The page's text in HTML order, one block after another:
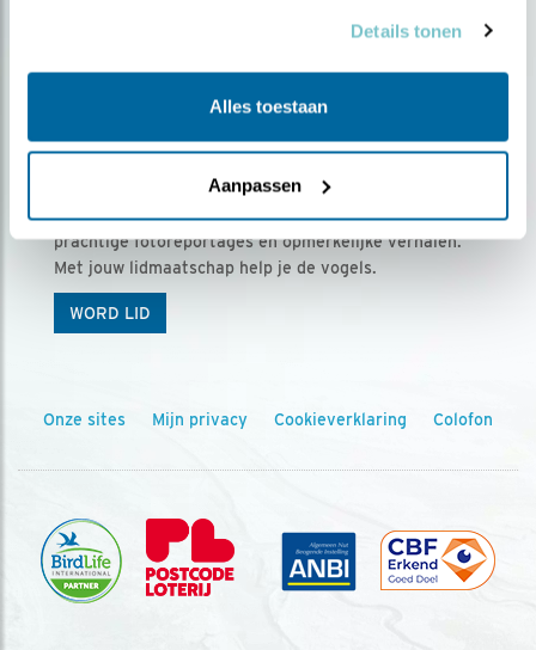
Details tonen
Alles toestaan
Aanpassen
Ontvang 5 x Vogels voor € 36,00 per jaar
Vogels is het tijdschrift voor onze leden, met
prachtige fotoreportages en opmerkelijke verhalen.
Met jouw lidmaatschap help je de vogels.
WORD LID
Onze sites Mijn privacy Cookieverklaring Colofon